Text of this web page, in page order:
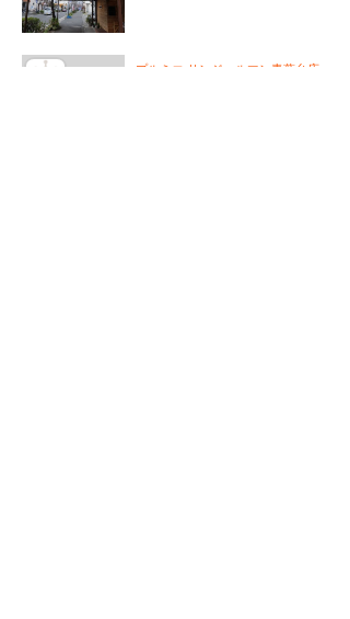
プルミエ サンジェルマン青葉台店